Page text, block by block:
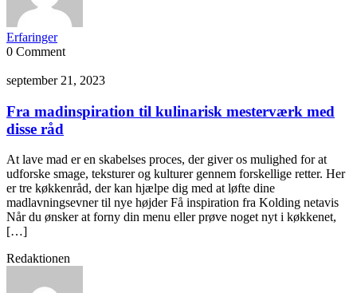
Erfaringer
0 Comment
september 21, 2023
Fra madinspiration til kulinarisk mesterværk med
disse råd
At lave mad er en skabelses proces, der giver os mulighed for at
udforske smage, teksturer og kulturer gennem forskellige retter. Her
er tre køkkenråd, der kan hjælpe dig med at løfte dine
madlavningsevner til nye højder Få inspiration fra Kolding netavis
Når du ønsker at forny din menu eller prøve noget nyt i køkkenet,
[…]
Redaktionen